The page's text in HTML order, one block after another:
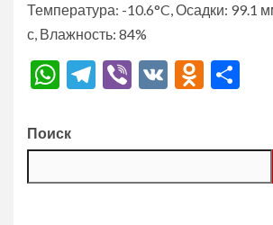
Температура: -10.6°C, Осадки: 99.1
с, Влажность: 84%
WhatsApp
Telegram
Viber
VK
Поиск